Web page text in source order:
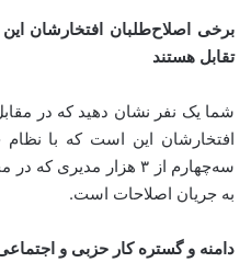
برخی اصلاح‌طلبان افتخارشان
تقابل هستند
شما یک نفر نشان دهید که در
افتخارشان این است که با نظام
سه‌چهارم از ۳ هزار
به جریان اصلاحات است.
دامنه و گستره کار حزبی و